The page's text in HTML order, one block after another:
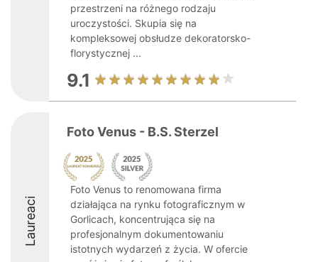
przestrzeni na różnego rodzaju
uroczystości. Skupia się na
kompleksowej obsłudze dekoratorsko-
florystycznej ...
9.1
Laureaci
Foto Venus - B.S. Sterzel
Foto Venus to renomowana firma
działająca na rynku fotograficznym w
Gorlicach, koncentrująca się na
profesjonalnym dokumentowaniu
istotnych wydarzeń z życia. W ofercie